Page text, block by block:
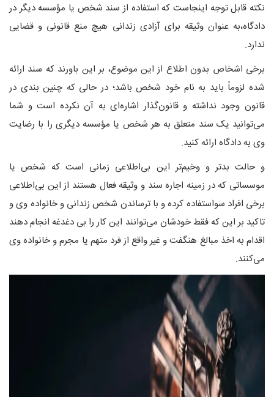
نکته قابل توجه اینجاست که استفاده از سند شخص یا مؤسسه دیگر در
دادگاه،به عنوان وثیقه برای آزادی زندانی هیچ منع قانونی و قضایی
ندارد.
برخی اشخاص بدون اطلاع از این موضوع، بر این باورند که سند ارائه
شده لزوماً باید به نام خود شخص باشد؛ در حالی که چنین بندی در
قانون وجود نداشته و قانون‌گذار اشاره‌ای به آن نکرده است و شما
می‌توانید یک سند متعلق به هر شخص یا مؤسسه دیگری را با رضایت
وی به دادگاه ارائه کنید.
و حالت بدتر و وخیم‌تر این بی‌اطلاعی زمانی است که شخص یا
موسساتی که در زمینه اجاره سند و وثیقه فعال هستند از این بی‌اطلاعی
برخی افراد سواستفاده کرده و با ترساندن شخص زندانی و خانواده وی و
تاکید بر این که فقط خودشان می‌توانند این کار را بی دغدغه انجام دهند
اقدام به اخذ مبالغ هنگفت و غیر واقع از فرد متهم یا مجرم و خانواده وی
می‌کنند.